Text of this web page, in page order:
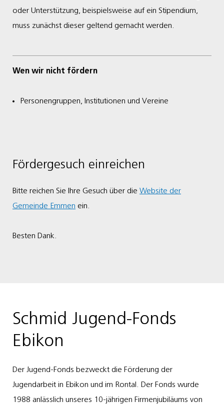
oder Unterstützung, beispielsweise auf ein Stipendium,
muss zunächst dieser geltend gemacht werden.
Wen wir nicht fördern
Personengruppen, Institutionen und Vereine
Fördergesuch einreichen
Bitte reichen Sie Ihre Gesuch über die Website der
Gemeinde Emmen ein.
Besten Dank.
Schmid Jugend-Fonds
Ebikon
Der Jugend-Fonds bezweckt die Förderung der
Jugendarbeit in Ebikon und im Rontal. Der Fonds wurde
1988 anlässlich unseres 10-jährigen Firmenjubiläums von